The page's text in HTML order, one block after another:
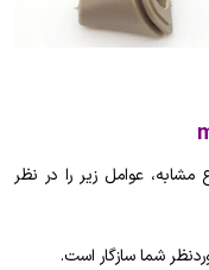
مشابه، عوامل زیر را در نظر
شما سازگار است.